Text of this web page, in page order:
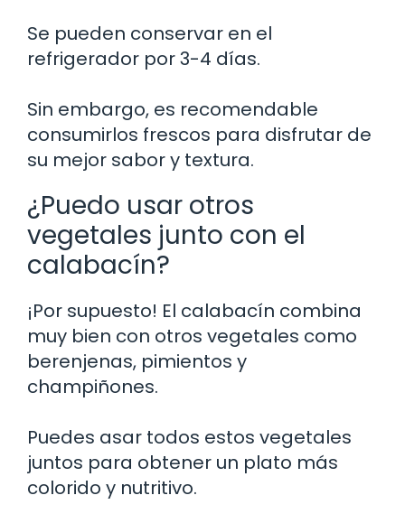
Se pueden conservar en el
refrigerador por 3-4 días.
Sin embargo, es recomendable
consumirlos frescos para disfrutar de
su mejor sabor y textura.
¿Puedo usar otros
vegetales junto con el
calabacín?
¡Por supuesto! El calabacín combina
muy bien con otros vegetales como
berenjenas, pimientos y
champiñones.
Puedes asar todos estos vegetales
juntos para obtener un plato más
colorido y nutritivo.